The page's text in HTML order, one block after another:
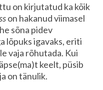
on kirjutatud ka kõik
on hakanud viimasel
sõna pidev
lõpuks igavaks, eriti
vaja rõhutada. Kui
keelt, püsib
on tänulik.